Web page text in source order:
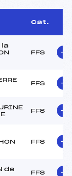
Cat.
la
FFS
FFS
FFS
FFS
de
FFS